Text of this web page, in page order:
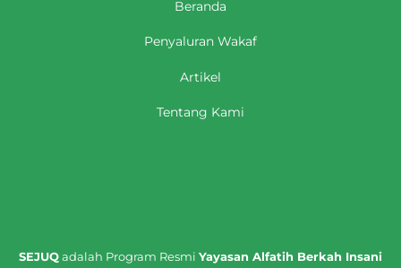
Beranda
Penyaluran Wakaf
Artikel
Tentang Kami
SEJUQadalah Program Resmi Yayasan Alfatih Berkah Insani